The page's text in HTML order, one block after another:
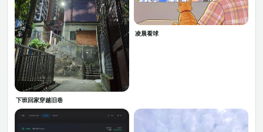
下班回家穿越旧巷
凌晨看球